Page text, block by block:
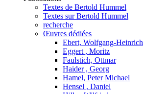
Textes de Bertold Hummel
Textes sur Bertold Hummel
recherche
Œuvres dédiées
Ebert, Wolfgang-Heinrich
Eggert , Moritz
Faulstich, Ottmar
Haider , Georg
Hamel, Peter Michael
Hensel , Daniel